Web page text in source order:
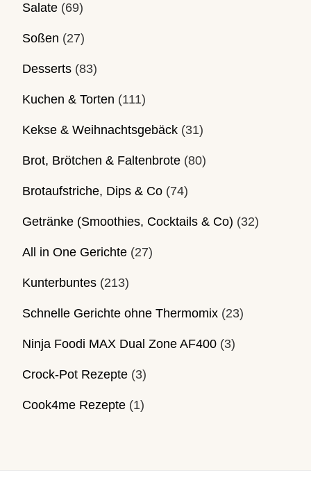
Salate (69)
Soßen (27)
Desserts (83)
Kuchen & Torten (111)
Kekse & Weihnachtsgebäck (31)
Brot, Brötchen & Faltenbrote (80)
Brotaufstriche, Dips & Co (74)
Getränke (Smoothies, Cocktails & Co) (32)
All in One Gerichte (27)
Kunterbuntes (213)
Schnelle Gerichte ohne Thermomix (23)
Ninja Foodi MAX Dual Zone AF400 (3)
Crock-Pot Rezepte (3)
Cook4me Rezepte (1)